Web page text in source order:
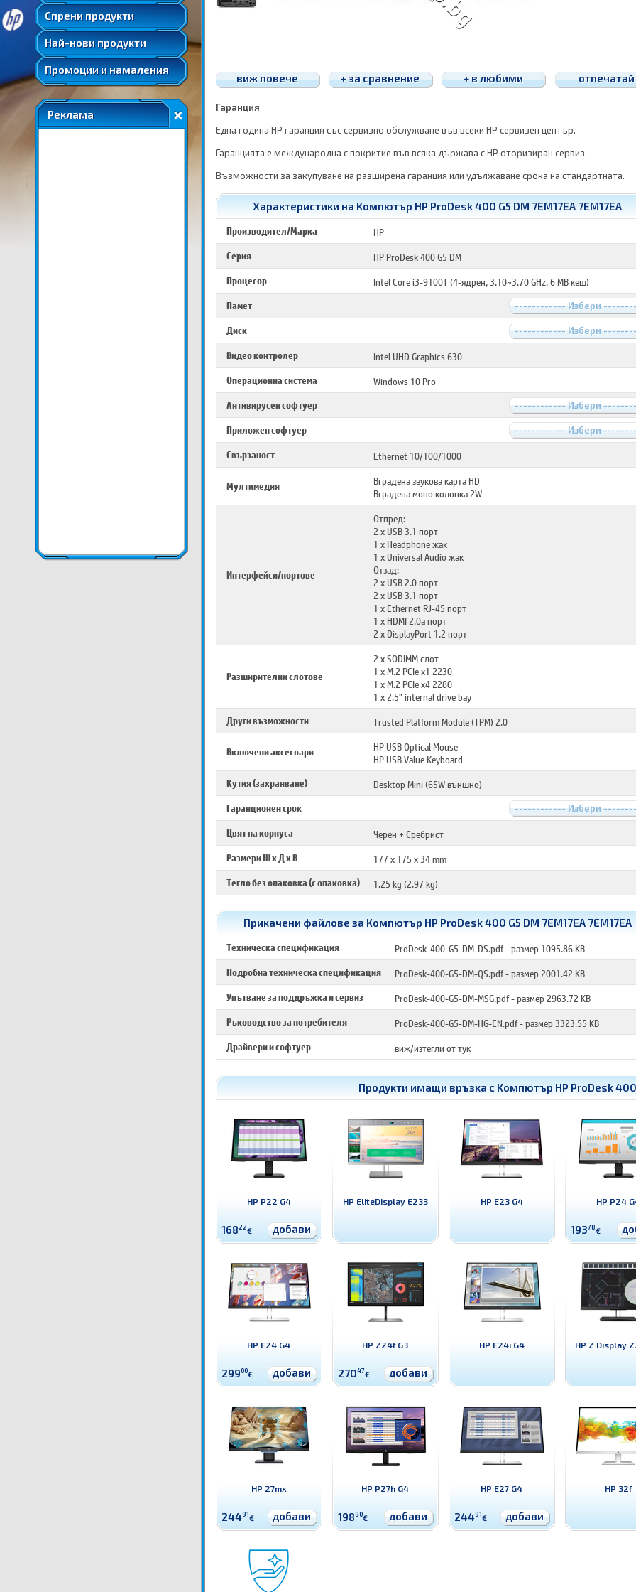
Спрени продукти
Удължени и допълнителни гаранции
Най-нови продукти
Промоции и намаления
Реклама
виж повече + за сравнение + в любими отпечатай
Гаранция
Една година HP гаранция със сервизно обслужване във всеки HP сервизен център.
Гаранцията е международна с покритие във всяка държава с HP оторизиран сервиз.
Възможности за закупуване на разширена гаранция или удължаване срока на стандартната.
Характеристики на Компютър HP ProDesk 400 G5 DM 7EM17EA 7EM17EA
Производител/Марка
HP
Серия
HP ProDesk 400 G5 DM
Процесор
Intel Core i3-9100T (4-ядрен, 3.10~3.70 GHz, 6 MB кеш)
Памет
------------ Избери
Диск ------------ Избери
Видео контролер
Intel UHD Graphics 630
Операционна система
Windows 10 Pro
Антивирусен софтуер
------------ Избери
Приложен софтуер ------------ Избери
Свързаност Ethernet 10/100/1000
Мултимедия
Вградена звукова карта HD
Вградена моно колонка 2W
Интерфейси/портове
Отпред:
2 x USB 3.1 порт
1 x Headphone жак
1 x Universal Audio жак
Отзад:
2 x USB 2.0 порт
2 x USB 3.1 порт
1 x Ethernet RJ-45 порт
1 x HDMI 2.0a порт
2 x DisplayPort 1.2 порт
Разширителни слотове
2 x SODIMM слот
1 x M.2 PCIe x1 2230
1 x M.2 PCIe x4 2280
1 x 2.5" internal drive bay
Други възможности
Trusted Platform Module (TPM) 2.0
Включени аксесоари
HP USB Optical Mouse
HP USB Value Keyboard
Кутия (захранване)
Desktop Mini (65W външно)
Гаранционен срок
------------ Избери
Цвят на корпуса
Черен + Сребрист
Размери Ш х Д х В
177 x 175 x 34 mm
Тегло без опаковка (с опаковка)
1.25 kg (2.97 kg)
Прикачени файлове за Компютър HP ProDesk 400 G5 DM 7EM17EA 7EM17EA
Техническа спецификация ProDesk-400-G5-DM-DS.pdf- размер 1095.86 KB
Подробна техническа спецификация
ProDesk-400-G5-DM-QS.pdf- размер 2001.42 KB
Упътване за поддръжка и сервиз
ProDesk-400-G5-DM-MSG.pdf- размер 2963.72 KB
Ръководство за потребителя
ProDesk-400-G5-DM-HG-EN.pdf- размер 3323.55 KB
Драйвери и софтуер
виж/изтегли от тук
Продукти имащи връзка с Компютър HP ProDesk 400
HP P22 G4
16822€ добави
HP EliteDisplay E233 HP E23 G4 HP P24
19378€
HP E24 G4
29900€ добави
HP Z24f G3
27047€ добави
HP E24i G4 HP Z Display
HP 27mx
24491€ добави
HP P27h G4
19890€ добави
HP E27 G4
24491€ добави
HP 32f